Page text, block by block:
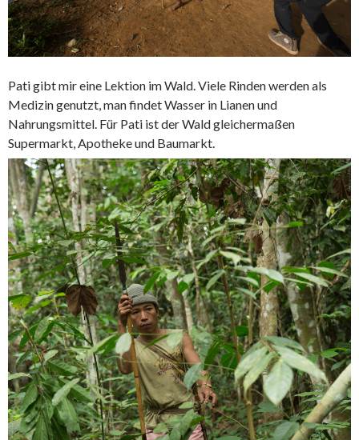
Pati gibt mir eine Lektion im Wald. Viele Rinden werden als
Medizin genutzt, man findet Wasser in Lianen und
Nahrungsmittel. Für Pati ist der Wald gleichermaßen
Supermarkt, Apotheke und Baumarkt.